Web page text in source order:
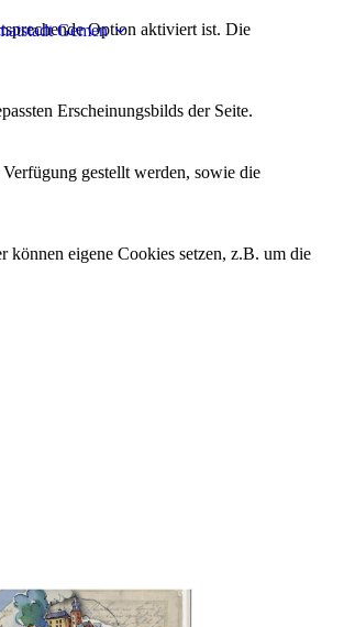
GemenOption aktiviert ist. Die
Erscheinungsbilds der Seite.
gestellt werden, sowie die
eigene Cookies setzen, z.B. um die